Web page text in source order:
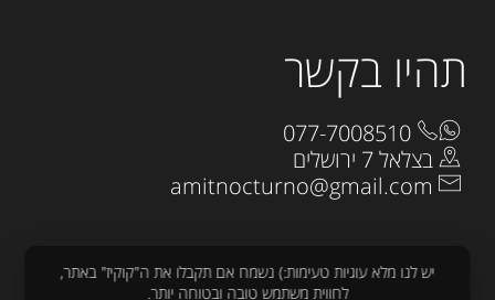
תהיו בקשר
בצלאל 7 ירושלים
יש לנו מלא עוגיות טעימות:) נשמח אם תקבלו את ה"קוקיז" באתר,
לחווית משתמש טובה ובטוחה יותר.